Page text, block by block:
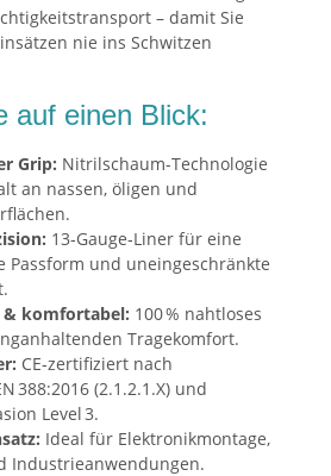
– damit Sie
nie ins Schwitzen
auf einen Blick:
Grip: Nitrilschaum-Technologie
an nassen, öligen und
13‑Gauge‑Liner für eine
Passform und uneingeschränkte
komfortabel: 100 % nahtloses
Tragekomfort.
CE‑zertifiziert nach
388:2016 (2.1.2.1.X) und
Level 3.
Ideal für Elektronikmontage,
Industrieanwendungen.